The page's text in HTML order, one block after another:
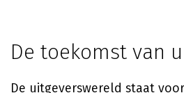
De toekomst van
De uitgeverswereld staat